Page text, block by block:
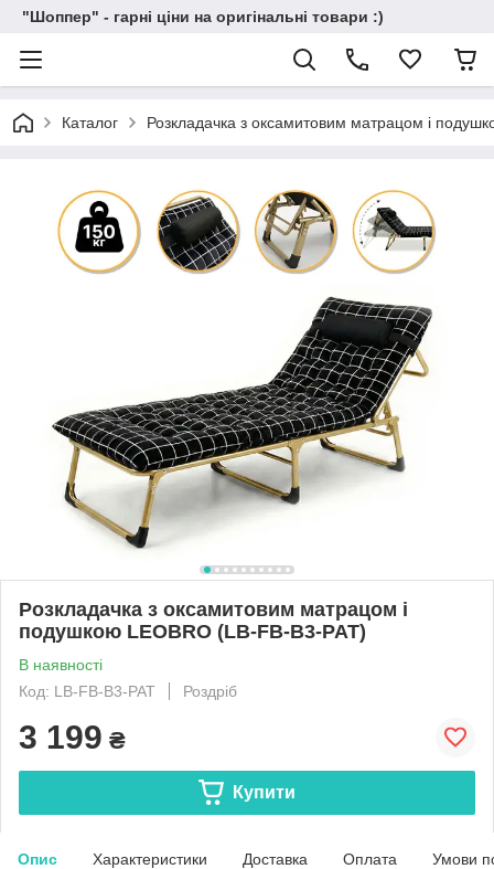
"Шоппер" - гарні ціни на оригінальні товари :)
Каталог Розкладачка з оксамитовим матрацом і
Розкладачка з оксамитовим матрацом і
подушкою LEOBRO (LB-FB-B3-PAT)
В наявності
Код: LB-FB-B3-PAT
Роздріб
3 199 ₴
Купити
Опис Характеристики Доставка Оплата Умови